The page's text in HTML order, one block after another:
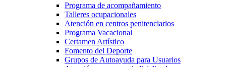
Programa de acompañamiento
Talleres ocupacionales
Atención en centros penitenciarios
Programa Vacacional
Certamen Artístico
Fomento del Deporte
Grupos de Autoayuda para Usuarios